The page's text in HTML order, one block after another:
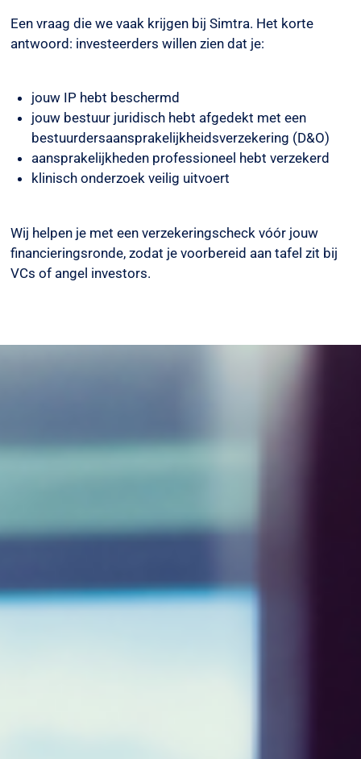
Een vraag die we vaak krijgen bij Simtra. Het korte
antwoord: investeerders willen zien dat je:
jouw IP hebt beschermd
jouw bestuur juridisch hebt afgedekt met een
bestuurdersaansprakelijkheidsverzekering (D&O)
aansprakelijkheden professioneel hebt verzekerd
klinisch onderzoek veilig uitvoert
Wij helpen je met een verzekeringscheck vóór jouw
financieringsronde, zodat je voorbereid aan tafel zit bij
VCs of angel investors.